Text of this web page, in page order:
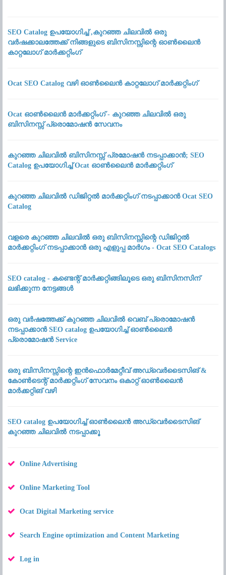
SEO Catalog ഉപയോഗിച്ച് ,കുറഞ്ഞ ചിലവിൽ ഒരു
വർഷക്കാലത്തേക്ക് നിങ്ങളുടെ ബിസിനസ്സിന്റെ ഓൺലൈൻ
കാറ്റലോഗ് മാർക്കറ്റിംഗ്
Ocat SEO Catalog വഴി ഓൺലൈൻ കാറ്റലോഗ് മാർക്കറ്റിംഗ്
Ocat ഓൺലൈൻ മാർക്കറ്റിംഗ് - കുറഞ്ഞ ചിലവിൽ ഒരു
ബിസിനസ്സ് പ്രൊമോഷൻ സേവനം
കുറഞ്ഞ ചിലവിൽ ബിസിനസ്സ് പ്രമോഷൻ നടപ്പാക്കാൻ; SEO
Catalog ഉപയോഗിച്ച് Ocat ഓൺലൈൻ മാർക്കറ്റിംഗ്
കുറഞ്ഞ ചിലവിൽ ഡിജിറ്റൽ മാർക്കറ്റിംഗ് നടപ്പാക്കാൻ Ocat SEO
Catalog
വളരെ കുറഞ്ഞ ചിലവിൽ ഒരു ബിസിനസ്സിന്റെ ഡിജിറ്റൽ
മാർക്കറ്റിംഗ് നടപ്പാക്കാൻ ഒരു എളുപ്പ മാർഗം - Ocat SEO Catalogs
SEO catalog - കണ്ടെന്റ് മാർക്കറ്റിങ്ങിലൂടെ ഒരു ബിസിനസിന്
ലഭിക്കുന്ന നേട്ടങ്ങൾ
ഒരു വർഷത്തേക്ക് കുറഞ്ഞ ചിലവിൽ വെബ് പ്രൊമോഷൻ
നടപ്പാക്കാൻ SEO catalog ഉപയോഗിച്ച് ഓൺലൈൻ
പ്രൊമോഷൻ Service
ഒരു ബിസിനസ്സിന്റെ ഇൻഫൊർമേറ്റീവ് അഡ്വെർടൈസിങ് &
കോൺടെന്റ് മാർക്കറ്റിംഗ് സേവനം ഒകാറ്റ് ഓൺലൈൻ
മാർക്കറ്റിങ് വഴി
SEO catalog ഉപയോഗിച്ച് ഓൺലൈൻ അഡ്വെർടൈസിങ്
കുറഞ്ഞ ചിലവിൽ നടപ്പാക്കൂ
Online Advertising
Online Marketing Tool
Ocat Digital Marketing service
Search Engine optimization and Content Marketing
Log in